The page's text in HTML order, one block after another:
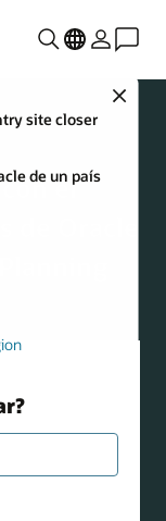
Close
site closer
de un país
el
Oracle